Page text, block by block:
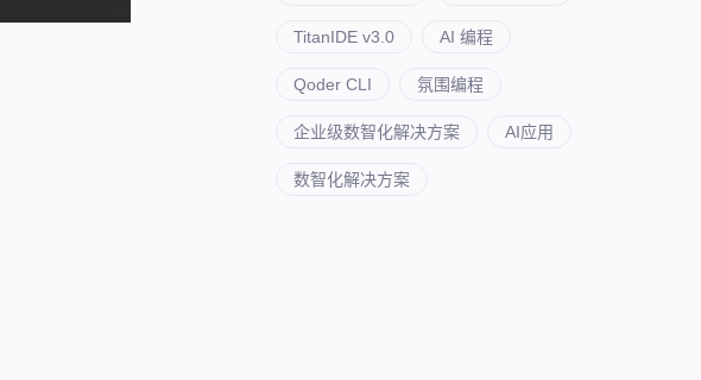
TitanIDE v3.0 AI 编程
Qoder CLI 氛围编程
企业级数智化解决方案 AI应用
数智化解决方案